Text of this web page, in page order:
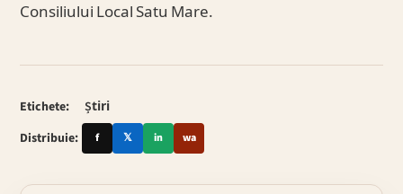
Consiliului Local Satu Mare.
Etichete:
Știri
Distribuie:
f 𝕏 in wa